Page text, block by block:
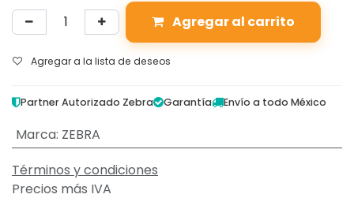
Agregar al carrito
Agregar a la lista de deseos
Partner Autorizado Zebra Garantía Envío a todo México
Marca: ZEBRA
Términos y condiciones
Precios más IVA